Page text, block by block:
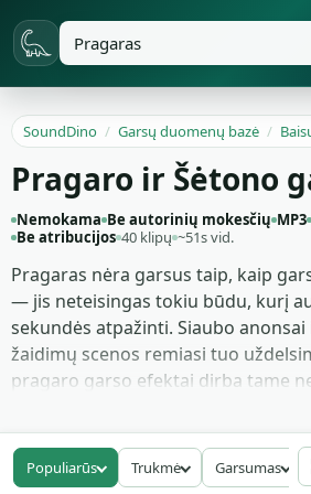
SoundDino / Garsų duomenų bazė /
Pragaro ir Šėtono
Nemokama Be autorinių mokesčių MP3
Be atribucijos 40 klipų ~51s vid.
Pragaras nėra garsus taip, kaip
— jis neteisingas tokiu būdu, kurį
sekundės atpažinti. Siaubo
žaidimų scenos remiasi tuo
pragaro garso efektai dirba tame
dažnių, šnabždami balsai
tolimos kankinamos raudos, sieros
traškesiai ir lėtai kylantys akcentai,
Populiarūs Trukmė Garsumas